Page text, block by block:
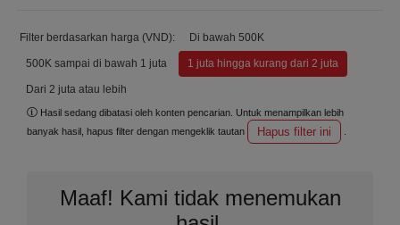
Filter berdasarkan harga (VND): Di bawah 500K
500K sampai di bawah 1 juta 1 juta hingga kurang dari 2 juta
Dari 2 juta atau lebih
Hasil sedang dibatasi oleh konten pencarian. Untuk menampilkan lebih
banyak hasil, hapus filter dengan mengeklik tautan
Hapus filter ini
Maaf! Kami tidak menemukan